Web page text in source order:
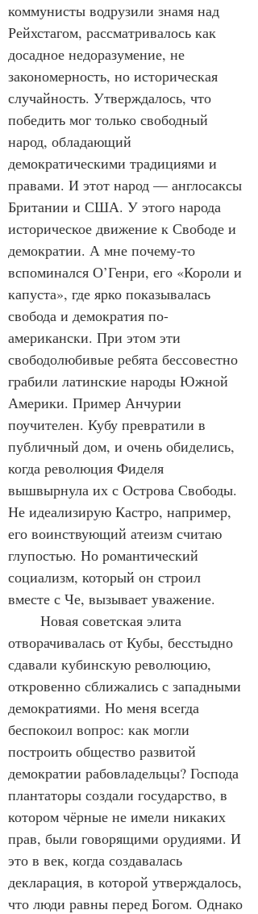
коммунисты водрузили знамя над
Рейхстагом, рассматривалось как
досадное недоразумение, не
закономерность, но историческая
случайность. Утверждалось, что
победить мог только свободный
народ, обладающий
демократическими традициями и
правами. И этот народ — англосаксы
Британии и США. У этого народа
историческое движение к Свободе и
демократии. А мне почему-то
вспоминался О’Генри, его «Короли и
капуста», где ярко показывалась
свобода и демократия по-
американски. При этом эти
свободолюбивые ребята бессовестно
грабили латинские народы Южной
Америки. Пример Анчурии
поучителен. Кубу превратили в
публичный дом, и очень обиделись,
когда революция Фиделя
вышвырнула их с Острова Свободы.
Не идеализирую Кастро, например,
его воинствующий атеизм считаю
глупостью. Но романтический
социализм, который он строил
вместе с Че, вызывает уважение.
отворачивалась от Кубы, бесстыдно
сдавали кубинскую революцию,
откровенно сближались с западными
демократиями. Но меня всегда
беспокоил вопрос: как могли
построить общество развитой
демократии рабовладельцы? Господа
плантаторы создали государство, в
котором чёрные не имели никаких
прав, были говорящими орудиями. И
это в век, когда создавалась
декларация, в которой утверждалось,
что люди равны перед Богом. Однако